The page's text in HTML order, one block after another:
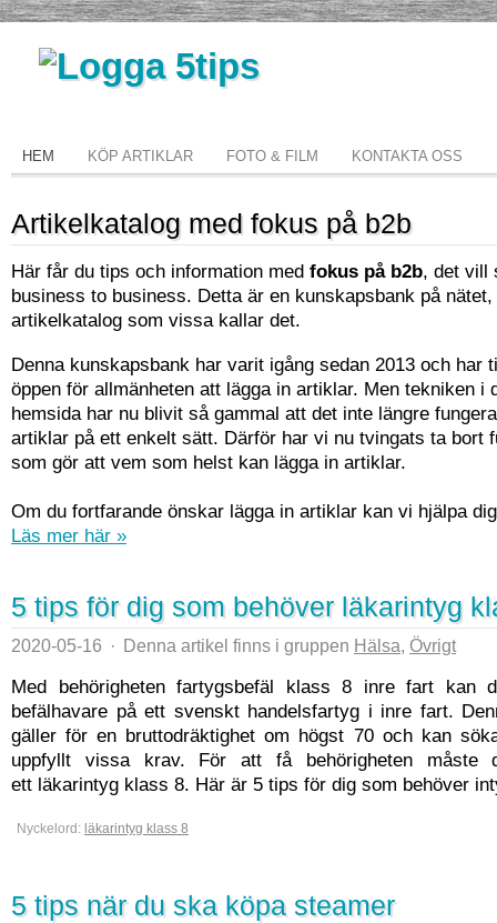
HEM KÖP ARTIKLAR FOTO & FILM KONTAKTA OSS
Artikelkatalog med fokus på b2b
Här får du tips och information med fokus på b2b, det vill
business to business. Detta är en kunskapsbank på
artikelkatalog som vissa kallar det.
Denna kunskapsbank har varit igång sedan 2013 och har
öppen för allmänheten att lägga in artiklar. Men tekniken i
hemsida har nu blivit så gammal att det inte längre
artiklar på ett enkelt sätt. Därför har vi nu tvingats ta bort
som gör att vem som helst kan lägga in artiklar.
Om du fortfarande önskar lägga in artiklar kan vi hjälpa
Läs mer här »
5 tips för dig som behöver läkarintyg
2020-05-16 · Denna artikel finns i gruppen Hälsa, Övrigt
Med behörigheten fartygsbefäl klass 8 inre fart kan
befälhavare på ett svenskt handelsfartyg i inre fart.
gäller för en bruttodräktighet om högst 70 och kan
uppfyllt vissa krav. För att få behörigheten måste
ett läkarintyg klass 8. Här är 5 tips för dig som behöver
Nyckelord: läkarintyg klass 8
5 tips när du ska köpa steamer